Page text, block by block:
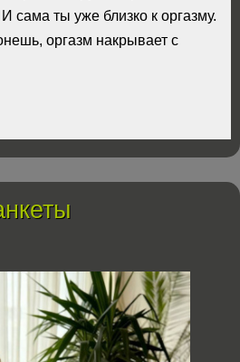
сама ты уже близко к оргазму.
оргазм накрывает с